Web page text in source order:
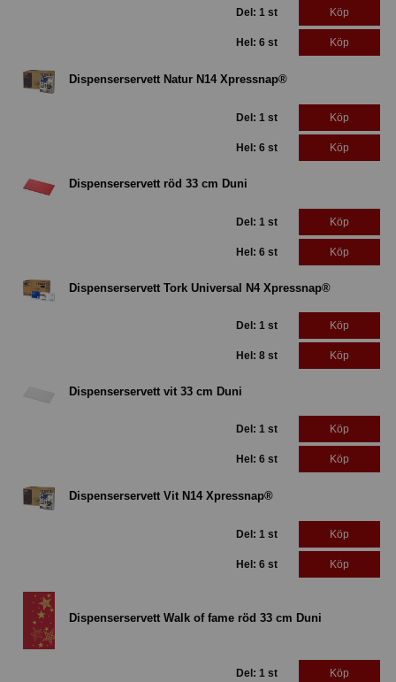
Del: 1 st Köp
Hel: 6 st Köp
Dispenserservett Natur N14 Xpressnap®
Del: 1 st Köp
Hel: 6 st Köp
Dispenserservett röd 33 cm Duni
Del: 1 st Köp
Hel: 6 st Köp
Dispenserservett Tork Universal N4 Xpressnap®
Del: 1 st Köp
Hel: 8 st Köp
Dispenserservett vit 33 cm Duni
Del: 1 st Köp
Hel: 6 st Köp
Dispenserservett Vit N14 Xpressnap®
Del: 1 st Köp
Hel: 6 st Köp
Dispenserservett Walk of fame röd 33 cm Duni
Del: 1 st Köp